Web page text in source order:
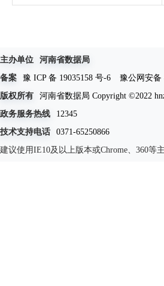
主办单位
河南省数据局
备案
豫 ICP 备 19035158 号-6
豫公网安备
版权所有
河南省数据局 Copyright ©2022
政务服务热线
12345
技术支持电话
0371-65250866
建议使用IE10及以上版本或Chrome、360等